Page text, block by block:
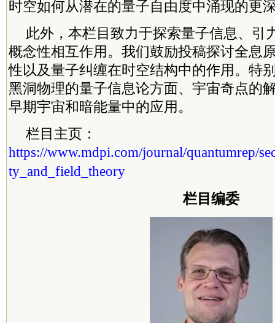
时空如何从潜在的量子自由度中涌现的更
此外，本栏目致力于探索量子信息、引
概念性相互作用。我们鼓励投稿探讨全息
性以及量子纠缠在时空结构中的作用。特
黑洞物理的量子信息论方面、宇宙奇点的
早期宇宙和暗能量中的应用。
栏目主页：
https://www.mdpi.com/journal/quantumrep/
ty_and_field_theory
栏目编委